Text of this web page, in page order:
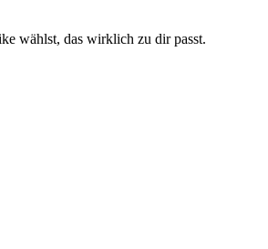
wählst, das wirklich zu dir passt.